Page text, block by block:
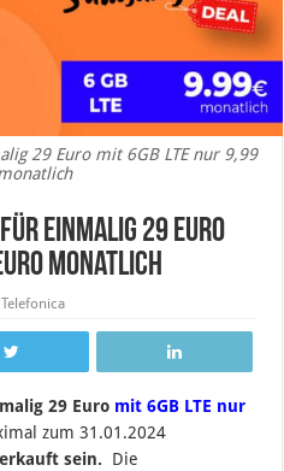
29 Euro mit 6GB LTE nur 9,99
einmalig 29 Euro
monatlich
29 Euro mit 6GB LTE nur
zum 31.01.2024
sein. Die